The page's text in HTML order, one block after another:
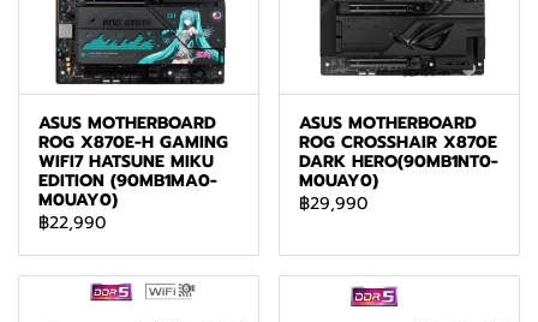
ASUS MOTHERBOARD
ROG X870E-H GAMING
WIFI7 HATSUNE MIKU
EDITION (90MB1MA0-
M0UAY0)
฿22,990
ASUS MOTHERBOARD
ROG CROSSHAIR X870E
DARK HERO(90MB1NT0-
M0UAY0)
฿29,990